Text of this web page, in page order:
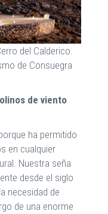
del Calderico.
de Consuegra
de viento
ha permitido
en cualquier
Nuestra seña
desde el siglo
necesidad de
de una enorme